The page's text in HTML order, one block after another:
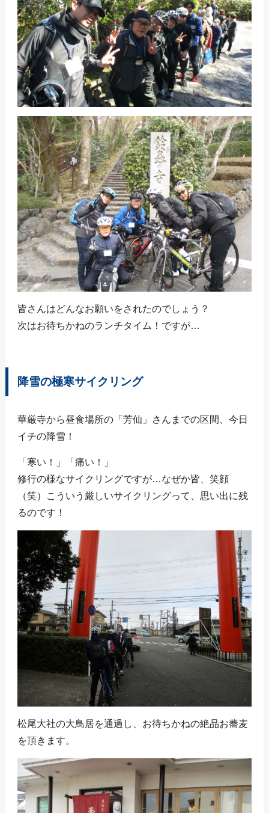
皆さんはどんなお願いをされたのでしょう？
次はお待ちかねのランチタイム！ですが…
降雪の極寒サイクリング
華厳寺から昼食場所の「芳仙」さんまでの区間、今日
イチの降雪！
「寒い！」「痛い！」
修行の様なサイクリングですが…なぜか皆、笑顔
（笑）こういう厳しいサイクリングって、思い出に残
るのです！
松尾大社の大鳥居を通過し、お待ちかねの絶品お蕎麦
を頂きます。